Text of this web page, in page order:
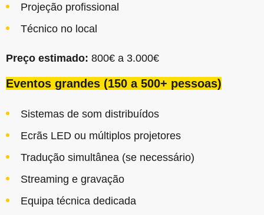
Projeção profissional
Técnico no local
Preço estimado: 800€ a 3.000€
Eventos grandes (150 a 500+ pessoas)
Sistemas de som distribuídos
Ecrãs LED ou múltiplos projetores
Tradução simultânea (se necessário)
Streaming e gravação
Equipa técnica dedicada